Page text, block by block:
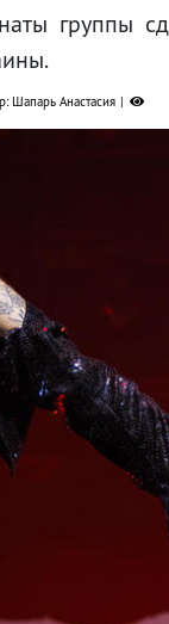
группы
Шапарь Анастасия